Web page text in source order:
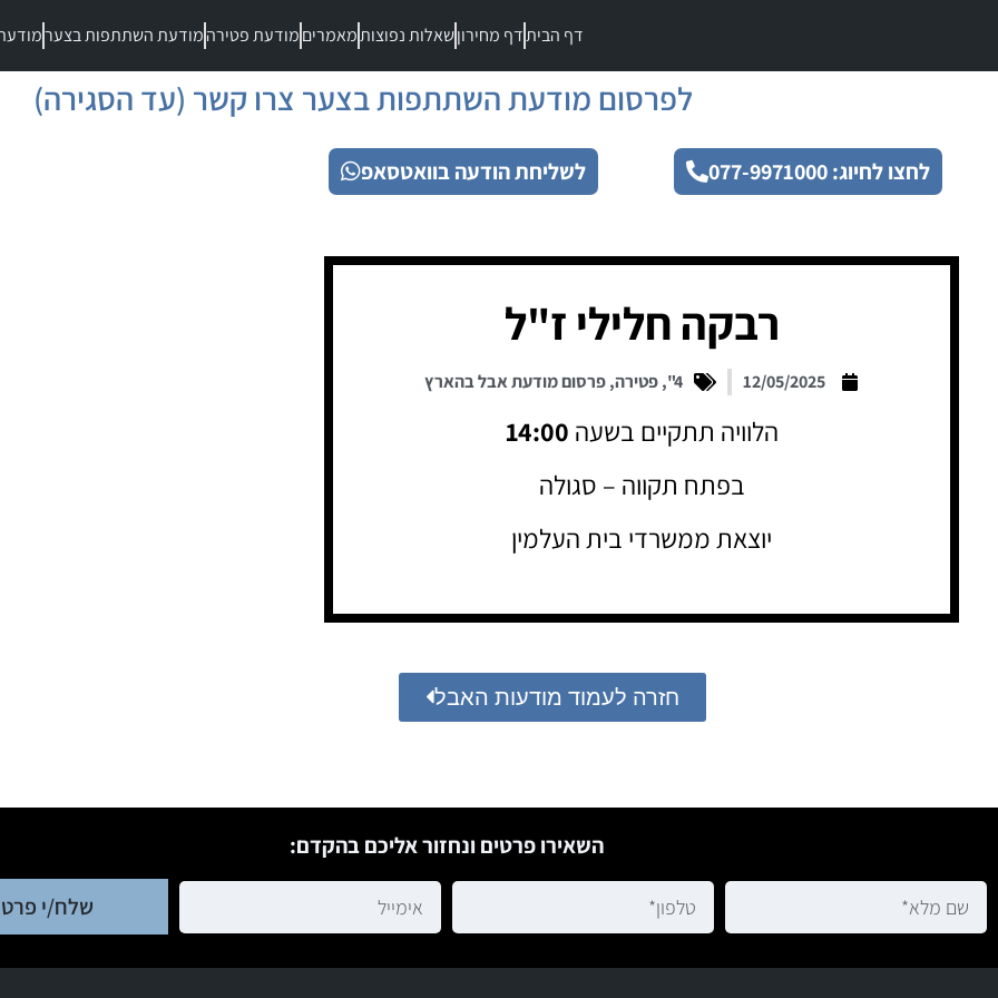
דף הביתדף מחירוןשאלות נפוצותמאמריםמודעת פטירהמודעת השתתפות בצער
לפרסום מודעת השתתפות בצער צרו קשר (עד הסגירה)
לחצו לחיוג: 077-9971000 לשליחת הודעה בוואטסאפ
רבקה חלילי ז"ל
12/05/2025
4"
,פטירה,פרסום מודעת אבל בהארץ
הלוויה תתקיים בשעה 14:00
בפתח תקווה – סגולה
יוצאת ממשרדי בית העלמין
חזרה לעמוד מודעות האבל
השאירו פרטים ונחזור אליכם בהקדם:
שלח/י